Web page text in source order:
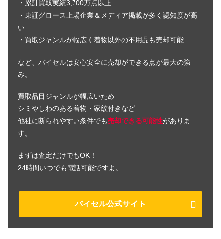
・累計買取実績3,700万点以上
・東証グロース上場企業＆メディア掲載が多く認知度が高
い
・買取ジャンルが幅広く着物以外の不用品も売却可能
など、バイセルは安心安全に売却ができる点が最大の強
み。
買取品目ジャンルが幅広いため
シミやしわのある着物・家紋付きなど
他社に断られやすい条件でも売却できる可能性がありま
す。
まずは査定だけでもOK！
24時間いつでも電話可能ですよ。
バイセル公式サイト